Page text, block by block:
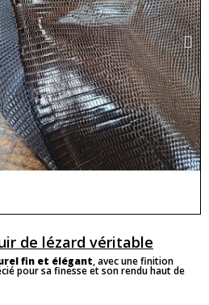
de lézard véritable
fin et élégant, avec une finition
pour sa finesse et son rendu haut de